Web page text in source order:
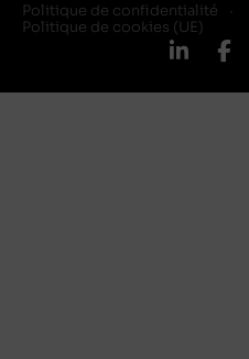
Politique de confidentialité
Politique de cookies (UE)